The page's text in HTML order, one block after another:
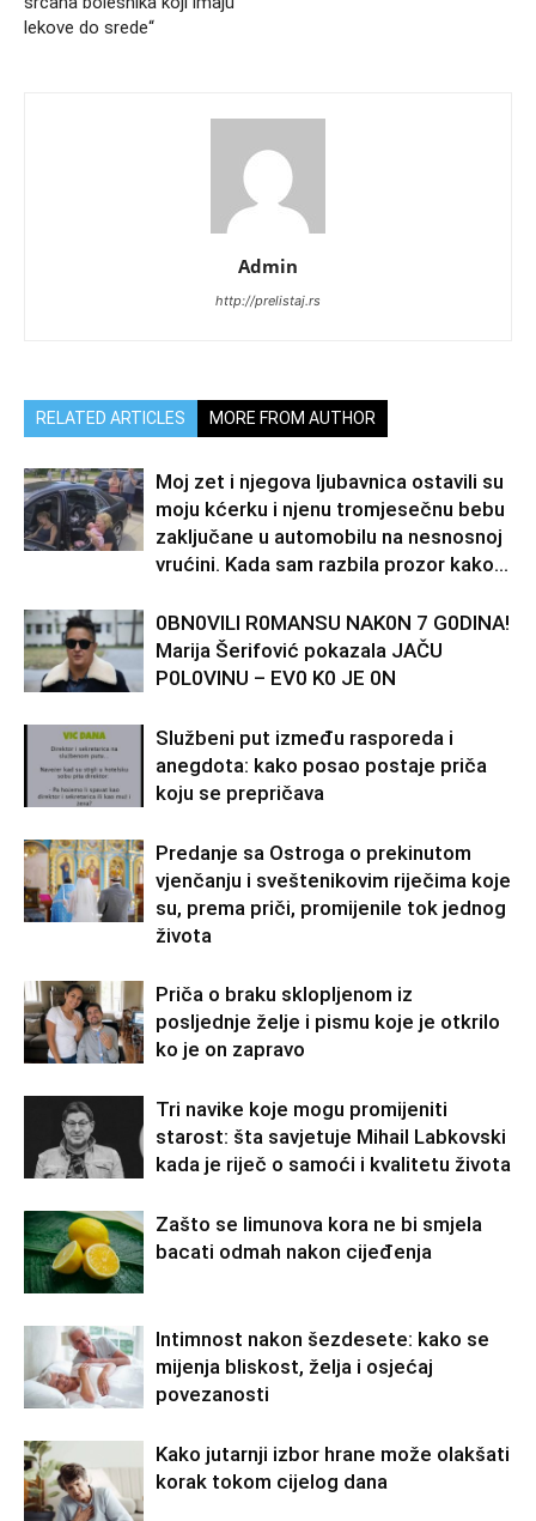
lekove do srede“
Admin
http://prelistaj.rs
RELATED ARTICLES MORE FROM AUTHOR
Moj zet i njegova ljubavnica ostavili su
moju kćerku i njenu tromjesečnu bebu
zaključane u automobilu na nesnosnoj
vrućini. Kada sam razbila prozor kako...
0BN0VlLl R0MANSU NAK0N 7 G0DlNA!
Marija Šerifović pokazala JAČU
P0L0VINU – EV0 K0 JE 0N
Službeni put između rasporeda i
anegdota: kako posao postaje priča
koju se prepričava
Predanje sa Ostroga o prekinutom
vjenčanju i sveštenikovim riječima koje
su, prema priči, promijenile tok jednog
života
Priča o braku sklopljenom iz
posljednje želje i pismu koje je otkrilo
ko je on zapravo
Tri navike koje mogu promijeniti
starost: šta savjetuje Mihail Labkovski
kada je riječ o samoći i kvalitetu života
Zašto se limunova kora ne bi smjela
bacati odmah nakon cijeđenja
Intimnost nakon šezdesete: kako se
mijenja bliskost, želja i osjećaj
povezanosti
Kako jutarnji izbor hrane može olakšati
korak tokom cijelog dana